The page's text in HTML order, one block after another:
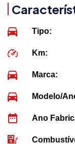
Tipo:
Km:
Marca:
Modelo/
Ano